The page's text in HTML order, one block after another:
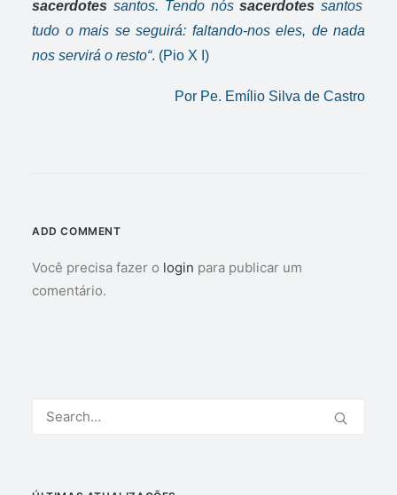
sacerdotes santos. Tendo nóssacerdotes santos
tudo o mais se seguirá: faltando-nos eles, de nada
nos servirá o resto“. (Pio X I)
Por Pe. Emílio Silva de Castro
ADD COMMENT
Você precisa fazer o login para publicar um
comentário.